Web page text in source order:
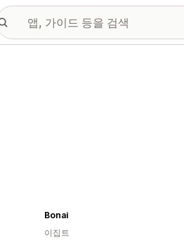
Bonai
이집트